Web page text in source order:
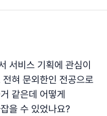
서비스 기획에 관심이
혀 문외한인 전공으로
같은데 어떻게
을 수 있었나요?